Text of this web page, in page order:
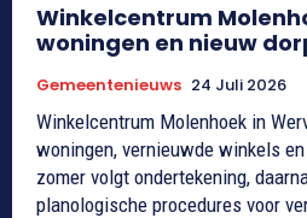
Winkelcentrum
woningen en nieuw
Gemeentenieuws 24 Juli 2026
Winkelcentrum Molenhoek in
woningen, vernieuwde winkels
zomer volgt ondertekening,
planologische procedures voor